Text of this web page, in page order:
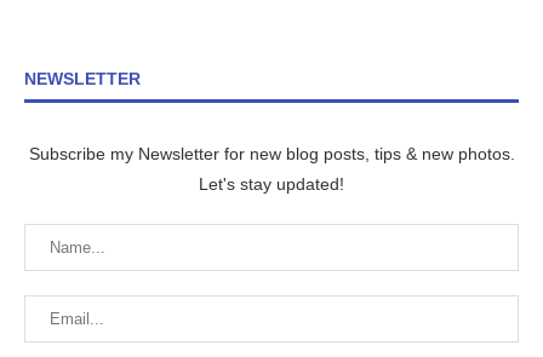
NEWSLETTER
Subscribe my Newsletter for new blog posts, tips & new photos.
Let's stay updated!